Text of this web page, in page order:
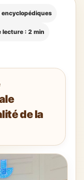
lecture : 2 min
de la